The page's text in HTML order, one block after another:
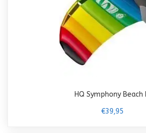
HQ Symphony Beach III
€39,95